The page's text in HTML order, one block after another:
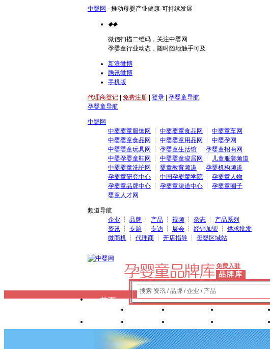
中婴网 - 推动母婴产业健康·可持续发展
◆◆
微信扫描二维码，关注中婴网
孕婴童行业动态，随时随地触手可及
新浪微博
腾讯微博
手机版
代理商登记 免费注册 登录
孕婴童导航
孕婴童导航
中婴网
中婴婴童服饰网
┆ 中婴婴童食品网 ┆ 中婴童车网
中婴婴童食品网
┆ 中婴婴童用品网 ┆ 中婴孕网
中婴婴童玩具网
┆ 孕婴童生活馆 ┆ 孕婴童招商网
中婴孕婴童鞋网
┆ 中婴婴童寝居网 ┆
儿童服装频道
中婴婴童洗护网
┆ 婴童教育频道 ┆ 孕婴机构频道
孕婴童研究中心 ┆ 中国孕婴童学院 ┆ 孕婴童人物
孕婴童品牌中心 ┆ 孕婴童渠道中心 ┆ 孕婴童圈子
婴童人才网
频道导航
企业 ┆ 品牌 ┆ 产品 ┆ 视频 ┆ 杂志 ┆ 产品系列
资讯 ┆ 专题 ┆ 专访 ┆ 展会 ┆ 经销加盟 ┆ 供求批发
微商机 ┆ 代理商 ┆ 开店指导 ┆ 母婴区域站
免费入驻
品牌库
搜索 资讯 / 品牌 / 企业 / 产品
首页